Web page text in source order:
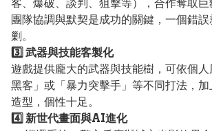
客、爆破、談判、狙擊等），合作奪取巨
團隊協調與默契是成功的關鍵，一個錯
剿。
3️⃣ 武器與技能客製化
遊戲提供龐大的武器與技能樹，可依個
黑客」或「暴力突擊手」等不同打法，
造型，個性十足。
4️⃣ 新世代畫面與AI進化